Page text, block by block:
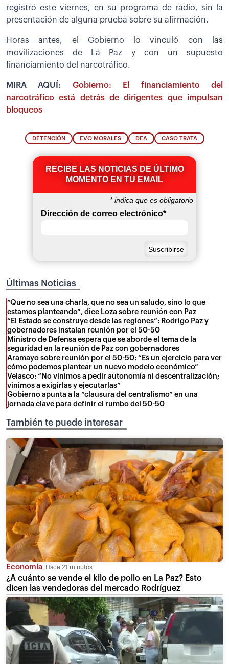
registró este viernes, en su programa de radio, sin la
presentación de alguna prueba sobre su afirmación.
Horas antes, el Gobierno lo vinculó con las
movilizaciones de La Paz y con un supuesto
financiamiento del narcotráfico.
MIRA AQUÍ: Gobierno: El financiamiento del
narcotráfico está detrás de dirigentes que impulsan
bloqueos
DETENCIÓN EVO MORALES DEA CASO TRATA
RECIBE LAS NOTICIAS DE ÚLTIMO
MOMENTO EN TU EMAIL
*indica que es obligatorio
Dirección de correo electrónico*
Últimas Noticias
“Que no sea una charla, que no sea un saludo, sino lo que
estamos planteando”, dice Loza sobre reunión con Paz
“El Estado se construye desde las regiones”: Rodrigo Paz y
gobernadores instalan reunión por el 50-50
Ministro de Defensa espera que se aborde el tema de la
seguridad en la reunión de Paz con gobernadores
Aramayo sobre reunión por el 50-50: “Es un ejercicio para ver
cómo podemos plantear un nuevo modelo económico”
Velasco: “No vinimos a pedir autonomía ni descentralización;
vinimos a exigirlas y ejecutarlas”
Gobierno apunta a la “clausura del centralismo” en una
jornada clave para definir el rumbo del 50-50
También te puede interesar
Economía Hace 21 minutos
¿A cuánto se vende el kilo de pollo en La Paz? Esto
dicen las vendedoras del mercado Rodríguez